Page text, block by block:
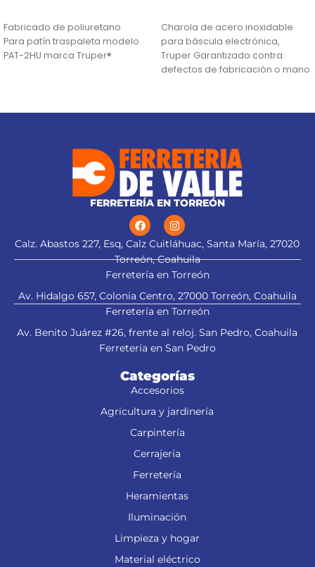
Fabricado de poliuretano
Para patín traspaleta modelo
PAT-2HU marca Truper®
Charola de acero inoxidable
para báscula electrónica,
Truper Garantizado contra
defectos de fabricación o mano
FERRETERÍA EN TORREÓN
Calz. Abastos 227, Esq, Calz Cuitláhuac, Santa María, 27020
Torreón, Coahuila
Ferretería en Torreón
Av. Hidalgo 657, Colonia Centro, 27000 Torreón, Coahuila
Ferretería en Torreón
Av. Benito Juárez #26, frente al reloj. San Pedro, Coahuila
Ferretería en San Pedro
Categorías
Accesorios
Agricultura y jardinería
Carpintería
Cerrajería
Ferretería
Heramientas
Iluminación
Limpieza y hogar
Material eléctrico